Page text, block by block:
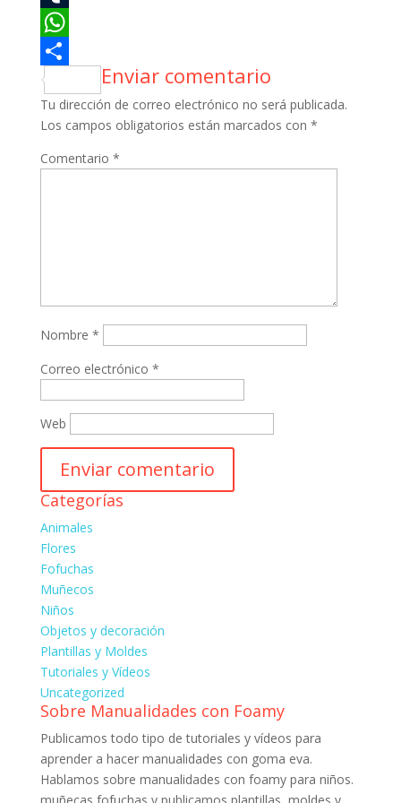
Compartir
Enviar comentario
Tu dirección de correo electrónico no será publicada.
Los campos obligatorios están marcados con *
Comentario *
Nombre *
Correo electrónico *
Web
Categorías
Animales
Flores
Fofuchas
Muñecos
Niños
Objetos y decoración
Plantillas y Moldes
Tutoriales y Vídeos
Uncategorized
Sobre Manualidades con Foamy
Publicamos todo tipo de tutoriales y vídeos para
aprender a hacer manualidades con goma eva.
Hablamos sobre manualidades con foamy para niños.